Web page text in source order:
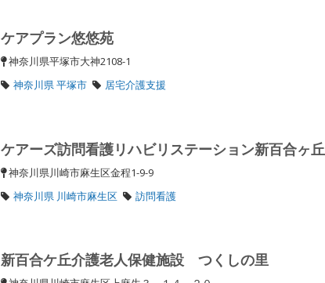
ケアプラン悠悠苑
神奈川県平塚市大神2108-1
神奈川県 平塚市
居宅介護支援
ケアーズ訪問看護リハビリステーション新百合ヶ丘
神奈川県川崎市麻生区金程1-9-9
神奈川県 川崎市麻生区
訪問看護
新百合ケ丘介護老人保健施設 つくしの里